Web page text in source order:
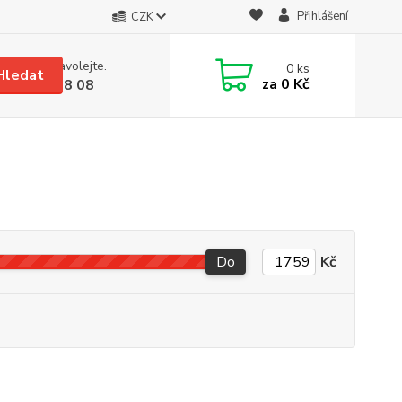
CZK Přihlášení
si rady? Zavolejte.
608 08 18 08
0ks
za 0 Kč
Do Kč